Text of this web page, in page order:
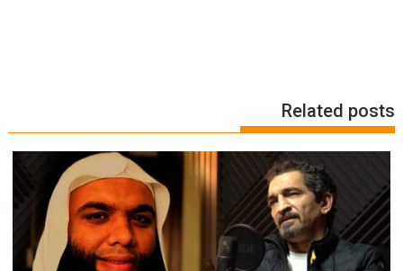
Related posts